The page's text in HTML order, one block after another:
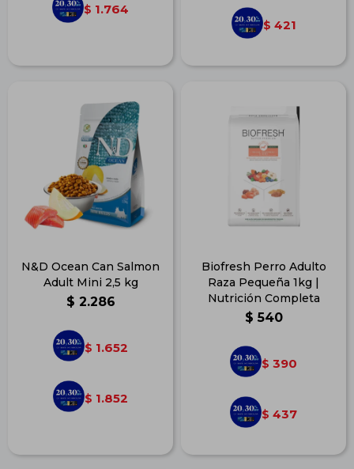
$ 1.764
$ 421
N&D Ocean Can Salmon
Adult Mini 2,5 kg
$ 2.286
$ 1.652
$ 1.852
Biofresh Perro Adulto
Raza Pequeña 1kg |
Nutrición Completa
$ 540
$ 390
$ 437